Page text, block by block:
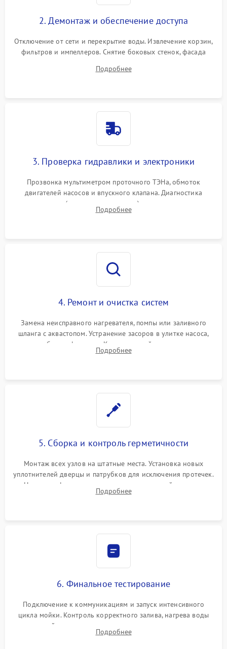
2. Демонтаж и обеспечение доступа
Отключение от сети и перекрытие воды. Извлечение корзин,
фильтров и импеллеров. Снятие боковых стенок, фасада
циркуляционному насосу, ТЭНу и сливной помпе.
Подробнее
3. Проверка гидравлики и электроники
Прозвонка мультиметром проточного ТЭНа, обмоток
двигателей насосов и впускного клапана. Диагностика
прессостата (датчика уровня воды), датчика мутности,
концевика дверцы и электронного модуля управления.
Подробнее
4. Ремонт и очистка систем
Замена неисправного нагревателя, помпы или заливного
шланга с аквастопом. Устранение засоров в улитке насоса,
патрубках и фильтрах. Компонентный ремонт платы
управления, восстановление поврежденной проводки.
Подробнее
5. Сборка и контроль герметичности
Монтаж всех узлов на штатные места. Установка новых
уплотнителей дверцы и патрубков для исключения протечек.
Надежная фиксация хомутов гидравлической системы,
сборка корпуса и установка датчика поплавка.
Подробнее
6. Финальное тестирование
Подключение к коммуникациям и запуск интенсивного
цикла мойки. Контроль корректного залива, нагрева воды
до нужной температуры, отсутствия посторонних шумов,
штатного слива и абсолютной сухости в поддоне.
Подробнее